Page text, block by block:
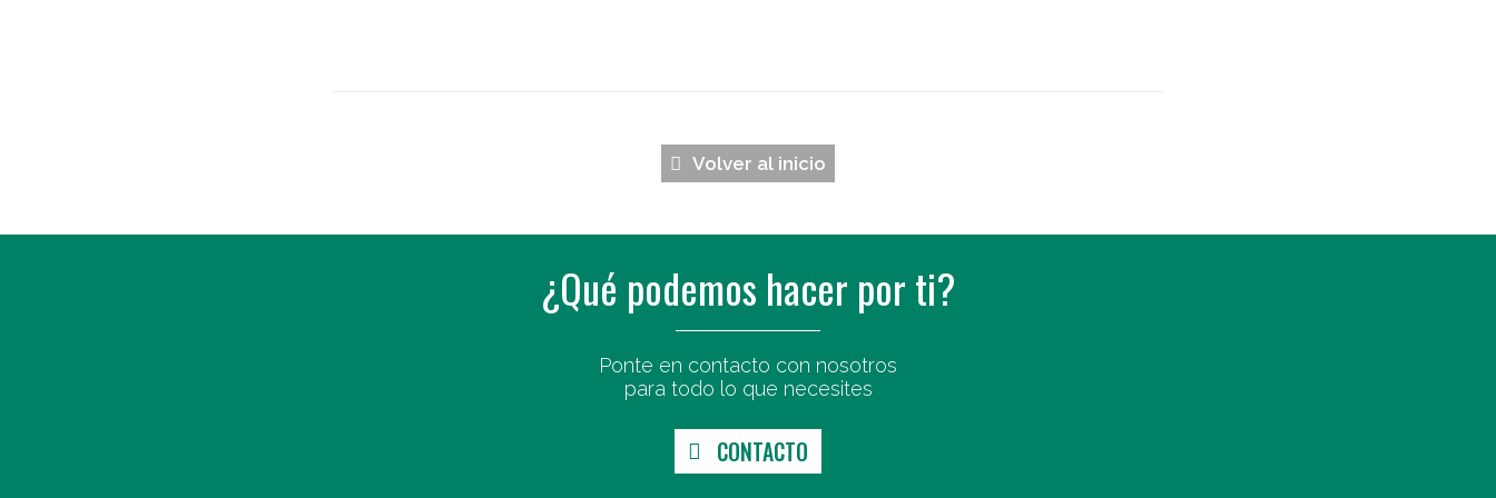
Volver al inicio
¿Qué podemos hacer por ti?
Ponte en contacto con nosotros
para todo lo que necesites
CONTACTO